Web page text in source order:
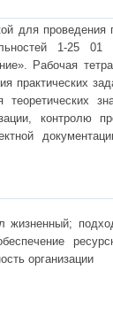
для проведения
1-25
Рабочая
практических
контролю
организации